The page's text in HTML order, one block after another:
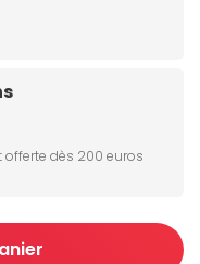
dès 200 euros